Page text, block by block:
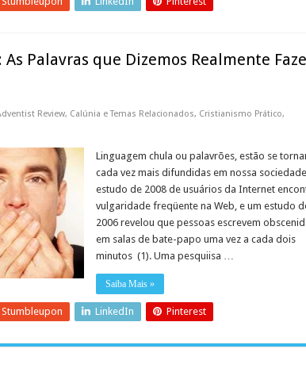
Palavras que Dizemos Realmente
Review, Calúnia e Temas Relacionados, Cristianismo Prático,
Linguagem chula ou palavrões, estão se
cada vez mais difundidas em nossa
estudo de 2008 de usuários da Internet
vulgaridade freqüente na Web, e um estudo
2006 revelou que pessoas escrevem
em salas de bate-papo uma vez a cada dois
minutos (1). Uma pesquiisa …
Saiba Mais »
Stumbleupon LinkedIn Pinterest